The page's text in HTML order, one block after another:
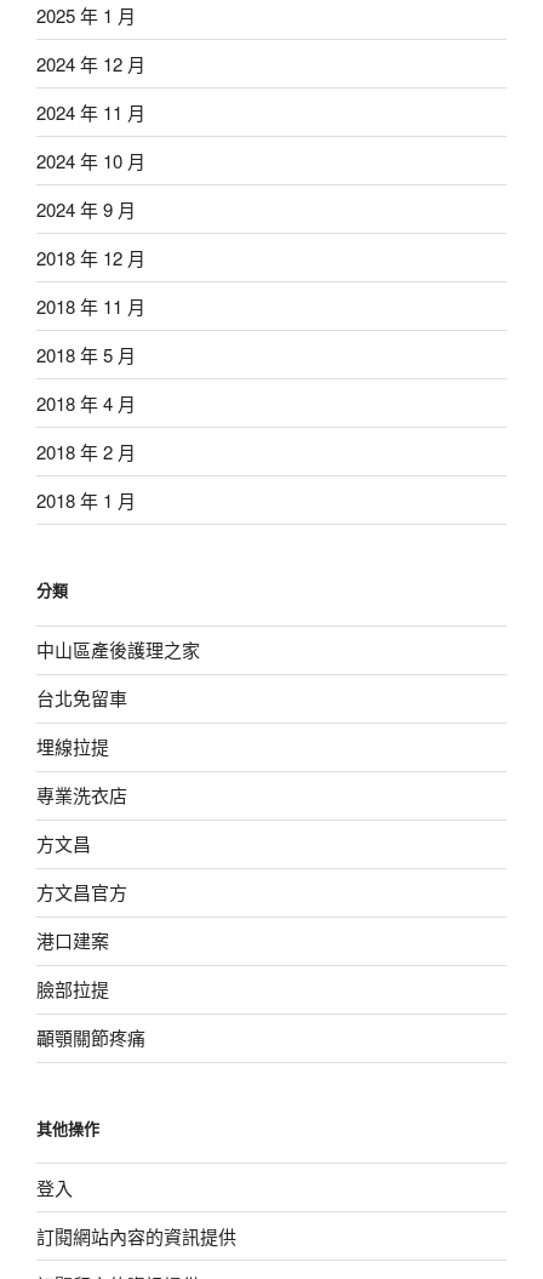
2025 年 1 月
2024 年 12 月
2024 年 11 月
2024 年 10 月
2024 年 9 月
2018 年 12 月
2018 年 11 月
2018 年 5 月
2018 年 4 月
2018 年 2 月
2018 年 1 月
分類
中山區產後護理之家
台北免留車
埋線拉提
專業洗衣店
方文昌
方文昌官方
港口建案
臉部拉提
顳顎關節疼痛
其他操作
登入
訂閱網站內容的資訊提供